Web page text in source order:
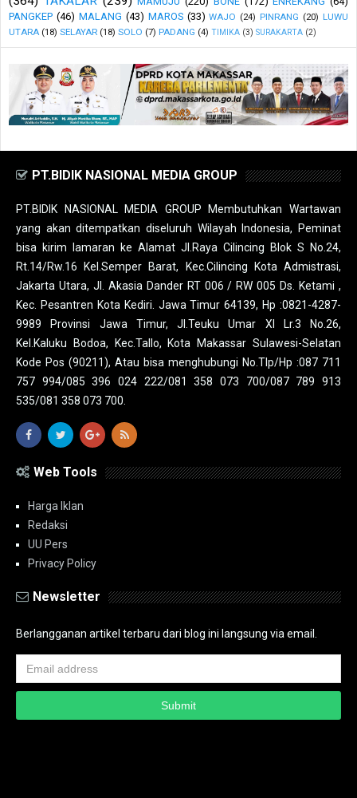
PANGKEP (46) MALANG (43) MAROS (33) WAJO (24) PINRANG (20) LUWU
UTARA (18) SELAYAR (18) SOLO (7) PADANG (4) TIMIKA (3) SURAKARTA (2)
PT.BIDIK NASIONAL MEDIA GROUP
PT.BIDIK NASIONAL MEDIA GROUP Membutuhkan Wartawan
yang akan ditempatkan diseluruh Wilayah Indonesia, Peminat
bisa kirim lamaran ke Alamat Jl.Raya Cilincing Blok S No.24,
Rt.14/Rw.16 Kel.Semper Barat, Kec.Cilincing Kota Admistrasi,
Jakarta Utara, Jl. Akasia Dander RT 006 / RW 005 Ds. Ketami ,
Kec. Pesantren Kota Kediri. Jawa Timur 64139, Hp :0821-4287-
9989 Provinsi Jawa Timur, Jl.Teuku Umar XI Lr.3 No.26,
Kel.Kaluku Bodoa, Kec.Tallo, Kota Makassar Sulawesi-Selatan
Kode Pos (90211), Atau bisa menghubungi No.Tlp/Hp :087 711
757 994/085 396 024 222/081 358 073 700/087 789 913
535/081 358 073 700.
Web Tools
Harga Iklan
Redaksi
UU Pers
Privacy Policy
Newsletter
Berlangganan artikel terbaru dari blog ini langsung via email.